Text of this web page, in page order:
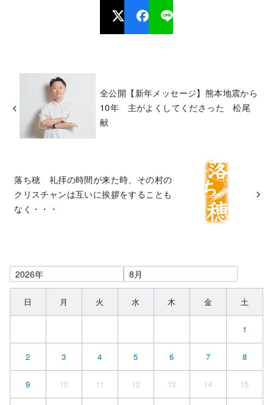
全公開【新年メッセージ】熊本地震から
10年 主がよくしてくださった 松尾
献
落ち穂 礼拝の時間が来た時、その村の
クリスチャンは互いに挨拶をすることも
なく・・・
日 月 火 水 木 金 土
1
2 3 4 5 6 7 8
9 10 11 12 13 14 15